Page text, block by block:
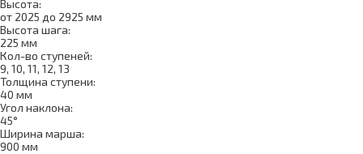
Высота:
от 2025 до 2925 мм
Высота шага:
225 мм
Кол-во ступеней:
9, 10, 11, 12, 13
Толщина ступени:
40 мм
Угол наклона:
45°
Ширина марша:
900 мм